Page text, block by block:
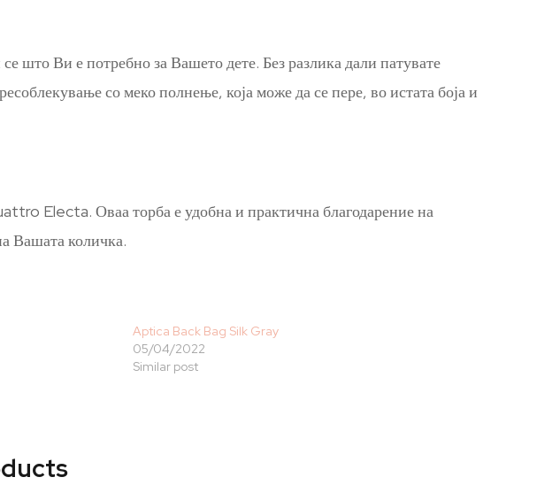
што Ви е потребно за Вашето дете. Без разлика дали патувате
со меко полнење, која може да се пере, во истата боја и
Electa. Оваа торба е удобна и практична благодарение на
Вашата количка.
Aptica Back Bag Silk Gray
05/04/2022
Similar post